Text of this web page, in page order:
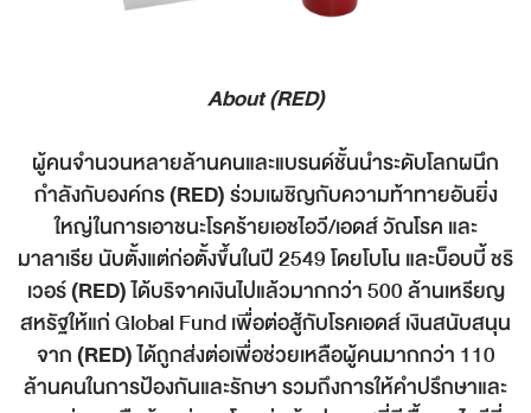
About (RED)
ผู้คนจำนวนหลายล้านคนและแบรนด์ชั้นนำระดับโลกผนึก
กำลังกับองค์กร(RED)ร่วมเผชิญกับความท้าทายอันยิ่ง
ใหญ่ในการเอาชนะโรคร้ายเอชไอวี/เอดส์ วัณโรค และ
มาลาเรีย นับตั้งแต่ก่อตั้งขึ้นในปี 2549 โดยโบโน และบ็อบบี้ ชริ
เวอร์(RED)ได้บริจาคเงินไปแล้วมากกว่า 500 ล้านเหรียญ
สหรัฐให้แก่ Global Fund เพื่อต่อสู้กับโรคเอดส์ เงินสนับสนุน
จาก(RED)ได้ถูกส่งต่อเพื่อช่วยเหลือผู้คนมากกว่า 110
ล้านคนในการป้องกันและรักษา รวมถึงการให้คำปรึกษาและ